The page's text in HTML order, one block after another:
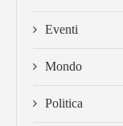
Eventi
Mondo
Politica